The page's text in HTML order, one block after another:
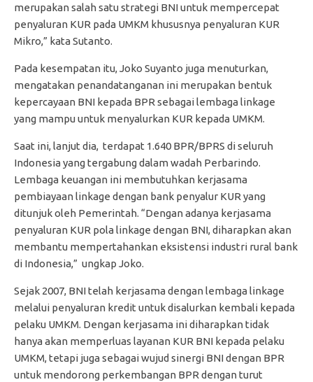
merupakan salah satu strategi BNI untuk mempercepat
penyaluran KUR pada UMKM khususnya penyaluran KUR
Mikro,” kata Sutanto.
Pada kesempatan itu, Joko Suyanto juga menuturkan,
mengatakan penandatanganan ini merupakan bentuk
kepercayaan BNI kepada BPR sebagai lembaga linkage
yang mampu untuk menyalurkan KUR kepada UMKM.
Saat ini, lanjut dia, terdapat 1.640 BPR/BPRS di seluruh
Indonesia yang tergabung dalam wadah Perbarindo.
Lembaga keuangan ini membutuhkan kerjasama
pembiayaan linkage dengan bank penyalur KUR yang
ditunjuk oleh Pemerintah. “Dengan adanya kerjasama
penyaluran KUR pola linkage dengan BNI, diharapkan akan
membantu mempertahankan eksistensi industri rural bank
di Indonesia,” ungkap Joko.
Sejak 2007, BNI telah kerjasama dengan lembaga linkage
melalui penyaluran kredit untuk disalurkan kembali kepada
pelaku UMKM. Dengan kerjasama ini diharapkan tidak
hanya akan memperluas layanan KUR BNI kepada pelaku
UMKM, tetapi juga sebagai wujud sinergi BNI dengan BPR
untuk mendorong perkembangan BPR dengan turut